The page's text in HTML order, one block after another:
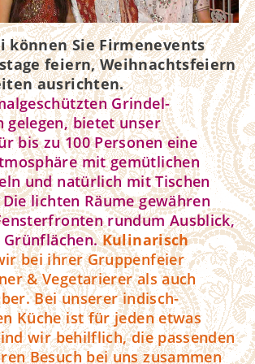
können Sie Firmenevents
feiern, Weihnachtsfeiern
ausrichten.
Grindel-
gelegen, bietet unser
bis zu 100 Personen eine
mit gemütlichen
und natürlich mit Tischen
lichten Räume gewähren
rundum Ausblick,
Grünflächen.Kulinarisch
bei ihrer Gruppenfeier
& Vegetarierer als auch
Bei unserer indisch-
Küche ist für jeden etwas
wir behilflich, die passenden
Besuch bei uns zusammen